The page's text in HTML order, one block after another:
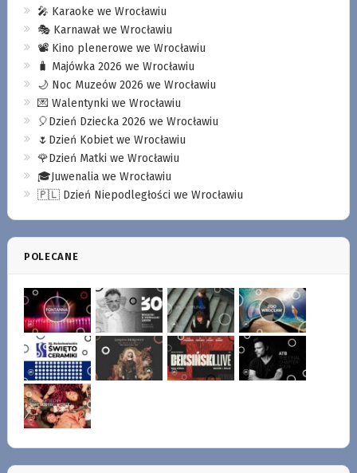
🎤 Karaoke we Wrocławiu
🎭 Karnawał we Wrocławiu
📽️ Kino plenerowe we Wrocławiu
🧳 Majówka 2026 we Wrocławiu
🌙 Noc Muzeów 2026 we Wrocławiu
💌 Walentynki we Wrocławiu
🎈Dzień Dziecka 2026 we Wrocławiu
🌷Dzień Kobiet we Wrocławiu
🌹Dzień Matki we Wrocławiu
🎓Juwenalia we Wrocławiu
🇵🇱 Dzień Niepodległości we Wrocławiu
POLECANE